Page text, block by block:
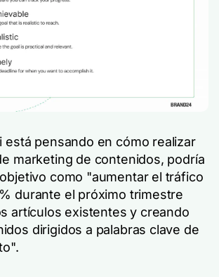
está pensando en cómo realizar
marketing de contenidos, podría
como "aumentar el tráfico
durante el próximo trimestre
artículos existentes y creando
dirigidos a palabras clave de